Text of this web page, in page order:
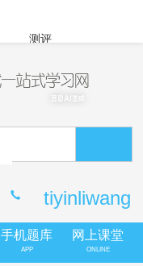
测评
tiyinliwang
手机题库
APP
网上课堂
ONLINE